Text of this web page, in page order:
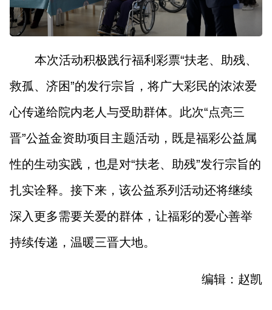
本次活动积极践行福利彩票“扶老、助残、
救孤、济困”的发行宗旨，将广大彩民的浓浓爱
心传递给院内老人与受助群体。此次“点亮三
晋”公益金资助项目主题活动，既是福彩公益属
性的生动实践，也是对“扶老、助残”发行宗旨的
扎实诠释。接下来，该公益系列活动还将继续
深入更多需要关爱的群体，让福彩的爱心善举
持续传递，温暖三晋大地。
编辑：赵凯